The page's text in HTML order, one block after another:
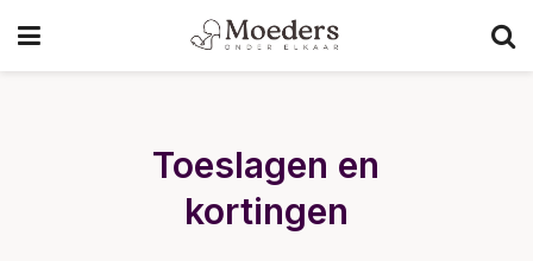
Toeslagen en
kortingen